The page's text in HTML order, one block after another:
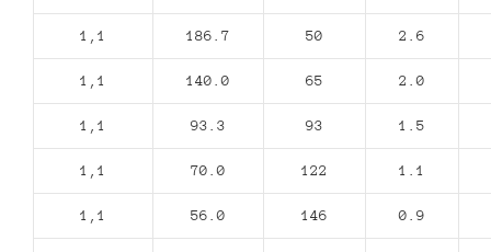
1,1 186.7 50 2.6
1,1 140.0 65 2.0
1,1 93.3 93 1.5
1,1 70.0 122 1.1
1,1 56.0 146 0.9